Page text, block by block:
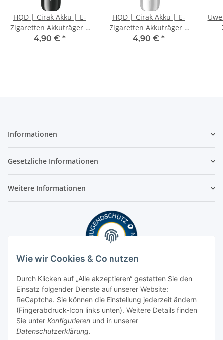
HQD | Cirak Akku | E-
Zigaretten Akkuträger |
Schwarz
4,90 € *
HQD | Cirak Akku | E-
Zigaretten Akkuträger |
Weiß
4,90 € *
Informationen
Gesetzliche Informationen
Weitere Informationen
Wie wir Cookies & Co nutzen
Durch Klicken auf „Alle akzeptieren“ gestatten Sie den
Einsatz folgender Dienste auf unserer Website:
ReCaptcha. Sie können die Einstellung jederzeit ändern
(Fingerabdruck-Icon links unten). Weitere Details finden
Sie unter Konfigurieren und in unserer
Datenschutzerklärung.